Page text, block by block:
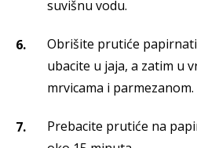
suvišnu vodu.
Obrišite prutiće
ubacite u jaja, a zatim u
mrvicama i parmezanom.
Prebacite prutiće na